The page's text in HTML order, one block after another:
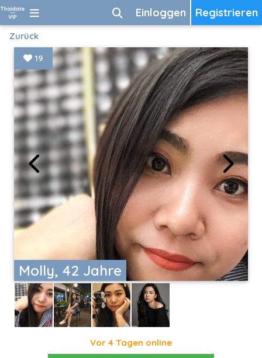
Registrieren
Einloggen
Zurück
Molly, 42 Jahre
19
Vor 4 Tagen online